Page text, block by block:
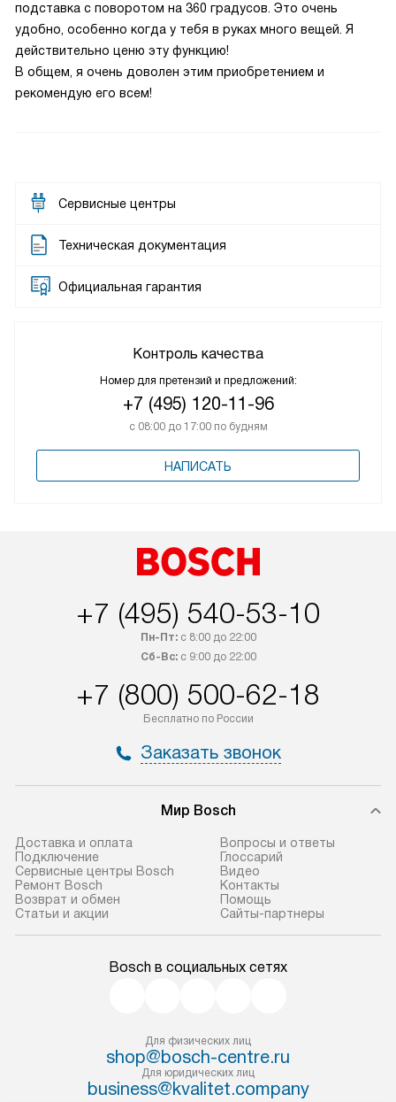
подставка с поворотом на 360 градусов. Это очень
удобно, особенно когда у тебя в руках много вещей. Я
действительно ценю эту функцию!
В общем, я очень доволен этим приобретением и
рекомендую его всем!
Сервисные центры
Техническая документация
Официальная гарантия
Контроль качества
Номер для претензий и предложений:
+7 (495) 120-11-96
с 08:00 до 17:00 по будням
НАПИСАТЬ
+7 (495) 540-53-10
Пн-Пт:с 8:00 до 22:00
Сб-Вс:с 9:00 до 22:00
+7 (800) 500-62-18
Бесплатно по России
Заказать звонок
Мир Bosch
Доставка и оплата
Подключение
Сервисные центры Bosch
Ремонт Bosch
Возврат и обмен
Статьи и акции
Вопросы и ответы
Глоссарий
Видео
Контакты
Помощь
Сайты-партнеры
Bosch в социальных сетях
Для физических лиц
shop@bosch-centre.ru
Для юридических лиц
business@kvalitet.company